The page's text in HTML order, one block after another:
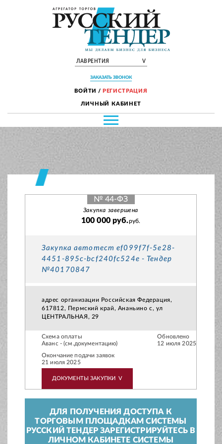
ЛАВРЕНТИЯ V
ЗАКАЗАТЬ ЗВОНОК
ВОЙТИ / РЕГИСТРАЦИЯ
ЛИЧНЫЙ КАБИНЕТ
№ 44-ФЗ
Закупка завершена
100 000 руб.руб.
Закупка автотест ef099f7f-5e28-
4451-895c-bcf240fc524e - Тендер
№40170847
адрес организации Российская Федерация,
617812, Пермский край, Ананьино с, ул
ЦЕНТРАЛЬНАЯ, 29
Схема оплаты
Аванс - (см.документацию)
Обновлено
12 июля 2025
Окончание подачи заявок
21 июля 2025
ДОКУМЕНТЫ ЗАКУПКИ V
ДЛЯ ПОЛУЧЕНИЯ ДОСТУПА К
ТОРГОВЫМ ПЛОЩАДКАМ СИСТЕМЫ
РУССКИЙ ТЕНДЕР ЗАРЕГИСТРИРУЙТЕСЬ В
ЛИЧНОМ КАБИНЕТЕ СИСТЕМЫ